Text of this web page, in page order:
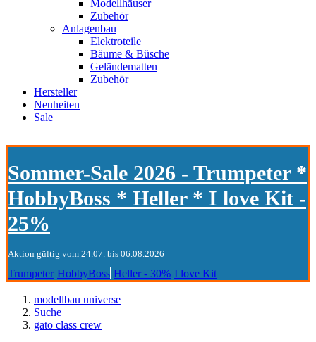
Modellhäuser
Zubehör
Anlagenbau
Elektroteile
Bäume & Büsche
Geländematten
Zubehör
Hersteller
Neuheiten
Sale
Sommer-Sale 2026 - Trumpeter *
HobbyBoss * Heller * I love Kit -
25%
Aktion gültig vom 24.07. bis 06.08.2026
Trumpeter HobbyBoss Heller - 30% I love Kit
modellbau universe
Suche
gato class crew